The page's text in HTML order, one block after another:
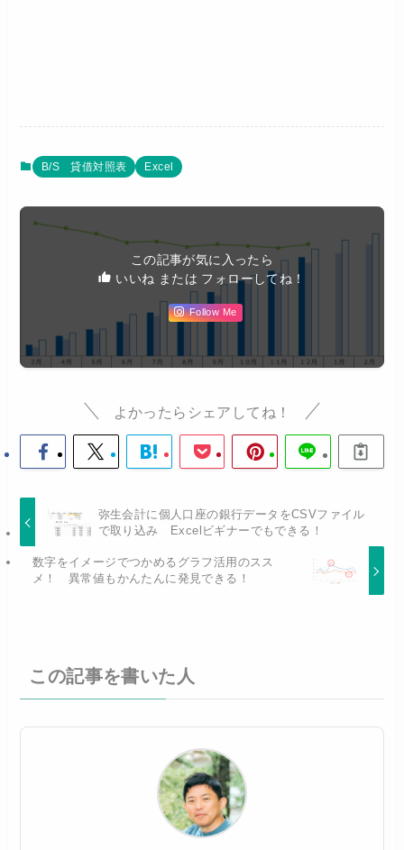
B/S 貸借対照表 Excel
この記事が気に入ったら
いいね または フォローしてね！
Follow Me
よかったらシェアしてね！
弥生会計に個人口座の銀行データをCSVファイル
で取り込み Excelビギナーでもできる！
数字をイメージでつかめるグラフ活用のスス
メ！ 異常値もかんたんに発見できる！
この記事を書いた人